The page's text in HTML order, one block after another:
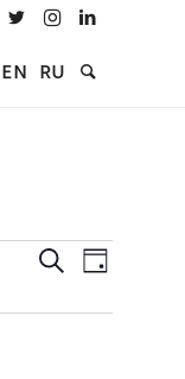
EN RU
Notikumi
MeklētEvent
Views
Day